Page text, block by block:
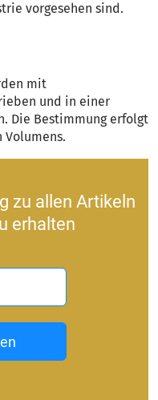
vorgesehen sind.
mit
und in einer
Die Bestimmung erfolgt
Volumens.
zu allen Artikeln
erhalten